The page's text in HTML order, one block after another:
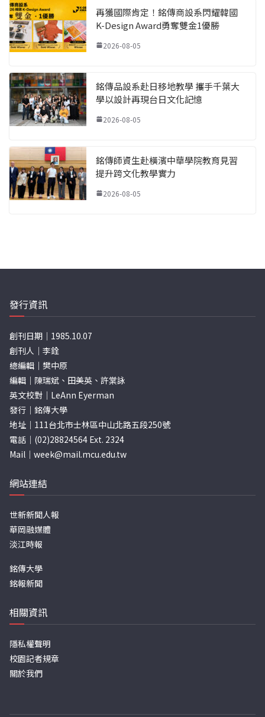
再獲國際肯定！銘傳商設系閃耀韓國
K-Design Award勇奪雙金1優勝
2026-08-05
銘傳品設系赴日移地教學 攜手千葉大
學以設計再現台日文化記憶
2026-08-05
銘傳師資生赴橫濱中華學院教育見習
提升跨文化教學實力
2026-08-05
發行資訊
創刊日期｜1985.10.07
創刊人｜李銓
總編輯｜樊中原
編輯｜陳瑞斌、田美英、許棠詠
英文校對｜LeAnn Eyerman
發行｜銘傳大學
地址｜111台北市士林區中山北路五段250號
電話｜(02)28824564 Ext. 2324
Mail｜ week@mail.mcu.edu.tw
網站連結
世新新聞人報
華岡融媒體
淡江時報
銘傳大學
銘報新聞
相關資訊
隱私權聲明
校園記者規章
關於我們